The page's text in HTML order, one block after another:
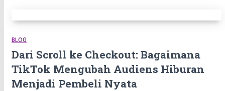
BLOG
Dari Scroll ke Checkout: Bagaimana
TikTok Mengubah Audiens Hiburan
Menjadi Pembeli Nyata